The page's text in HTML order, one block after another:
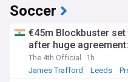
Soccer
€45m Blockbuster
after huge
The 4th Official
1h
James Trafford
Leeds